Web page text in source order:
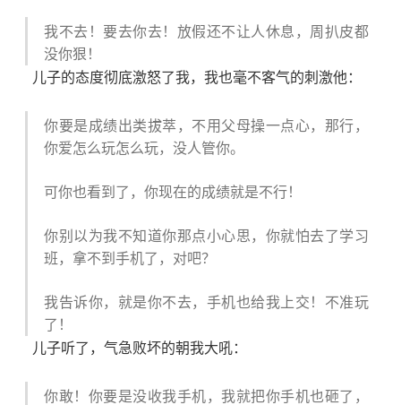
我不去！要去你去！放假还不让人休息，周扒皮都
没你狠！
儿子的态度彻底激怒了我，我也毫不客气的刺激他：
你要是成绩出类拔萃，不用父母操一点心，那行，
你爱怎么玩怎么玩，没人管你。
可你也看到了，你现在的成绩就是不行！
你别以为我不知道你那点小心思，你就怕去了学习
班，拿不到手机了，对吧？
我告诉你，就是你不去，手机也给我上交！不准玩
了！
儿子听了，气急败坏的朝我大吼：
你敢！你要是没收我手机，我就把你手机也砸了，